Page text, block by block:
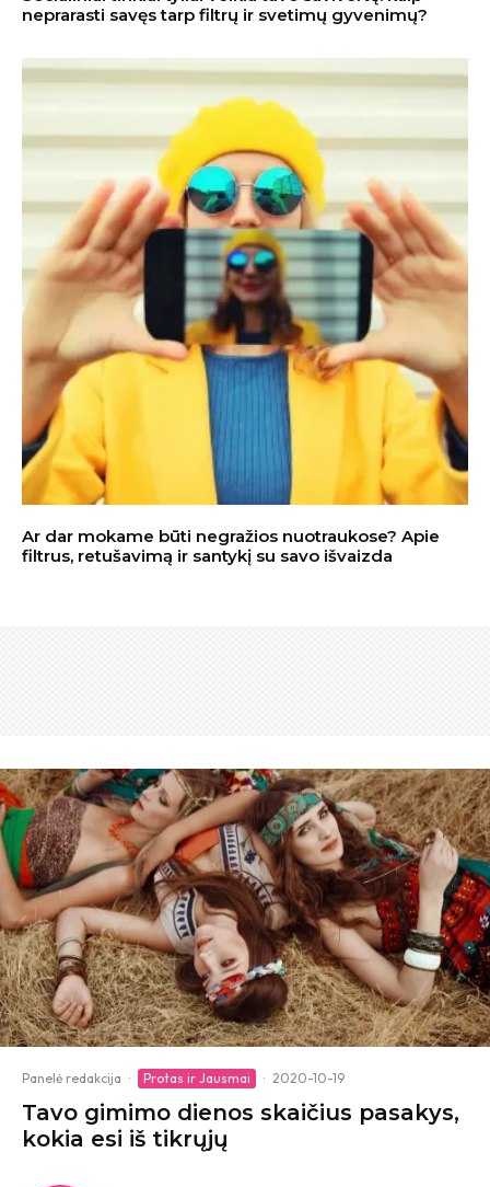
neprarasti savęs tarp filtrų ir svetimų gyvenimų?
Ar dar mokame būti negražios nuotraukose? Apie
filtrus, retušavimą ir santykį su savo išvaizda
Panelė redakcija · Protas ir Jausmai · 2020-10-19
Tavo gimimo dienos skaičius pasakys,
kokia esi iš tikrųjų